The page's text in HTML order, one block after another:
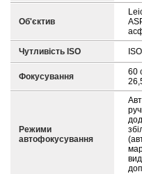
Об'єктив
Чутливість ISO
Фокусування
60
Режими
автофокусування